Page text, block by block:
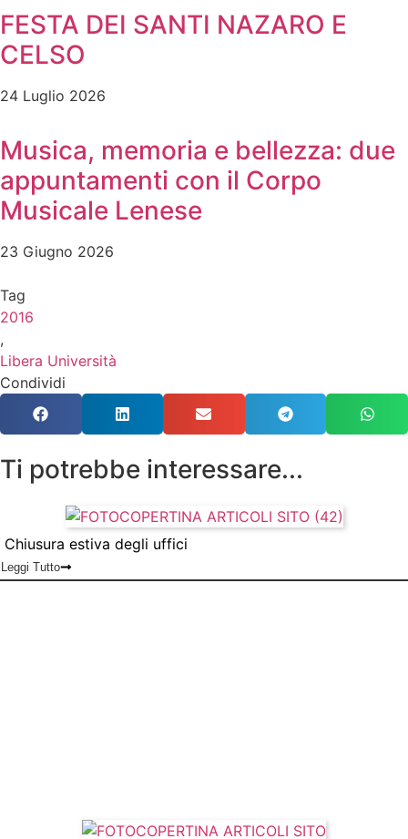
FESTA DEI SANTI NAZARO E
CELSO
24 Luglio 2026
Musica, memoria e bellezza: due
appuntamenti con il Corpo
Musicale Lenese
23 Giugno 2026
Tag
2016
,
Libera Università
Condividi
Ti potrebbe interessare...
Chiusura estiva degli uffici
Leggi Tutto